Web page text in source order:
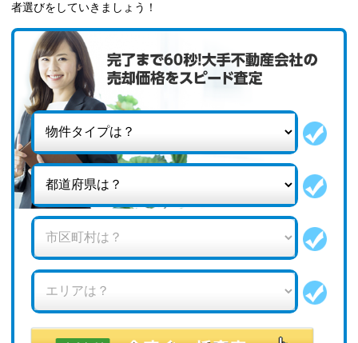
者選びをしていきましょう！